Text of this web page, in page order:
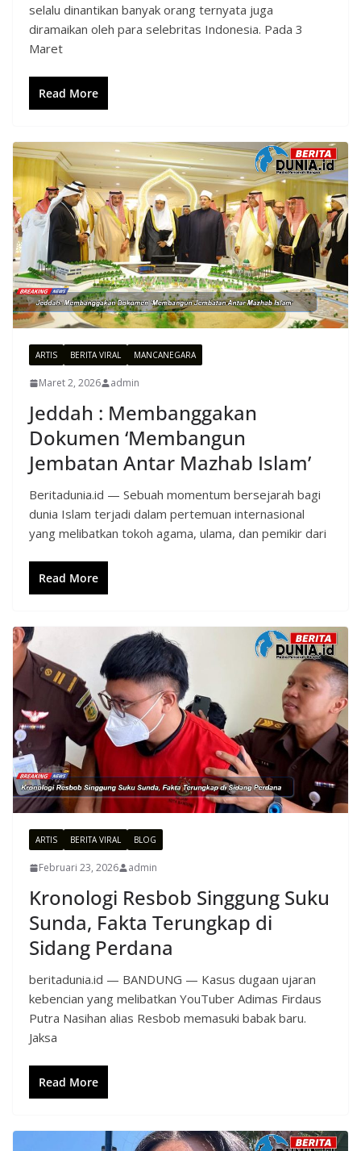
selalu dinantikan banyak orang ternyata juga
diramaikan oleh para selebritas Indonesia. Pada 3
Maret
Read More
ARTIS BERITA VIRAL MANCANEGARA
Maret 2, 2026 admin
Jeddah : Membanggakan
Dokumen ‘Membangun
Jembatan Antar Mazhab Islam’
Beritadunia.id — Sebuah momentum bersejarah bagi
dunia Islam terjadi dalam pertemuan internasional
yang melibatkan tokoh agama, ulama, dan pemikir dari
Read More
ARTIS BERITA VIRAL BLOG
Februari 23, 2026 admin
Kronologi Resbob Singgung Suku
Sunda, Fakta Terungkap di
Sidang Perdana
beritadunia.id — BANDUNG — Kasus dugaan ujaran
kebencian yang melibatkan YouTuber Adimas Firdaus
Putra Nasihan alias Resbob memasuki babak baru.
Jaksa
Read More